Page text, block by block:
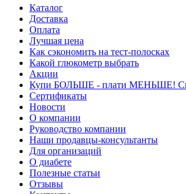
Каталог
Доставка
Оплата
Лучшая цена
Как сэкономить на тест-полосках
Какой глюкометр выбрать
Акции
Купи БОЛЬШЕ - плати МЕНЬШЕ!
Сертификаты
Новости
О компании
Руководство компании
Наши продавцы-консультанты
Для организаций
О диабете
Полезные статьи
Отзывы